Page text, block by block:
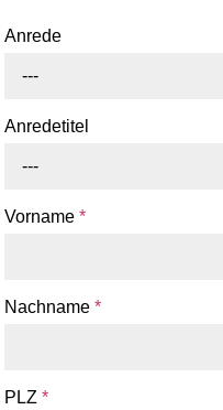
Anrede
---
Anredetitel
---
Vorname*
Nachname*
PLZ*